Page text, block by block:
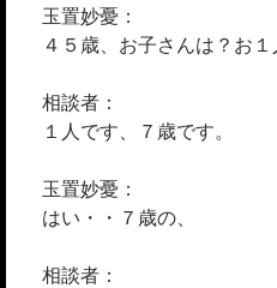
玉置妙憂：
４５歳、お子さんは？お
相談者：
１人です、７歳です。
玉置妙憂：
はい・・７歳の、
相談者：